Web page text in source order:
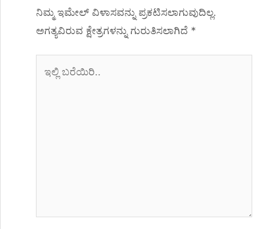
ನಿಮ್ಮ ಇಮೇಲ್ ವಿಳಾಸವನ್ನು ಪ್ರಕಟಿಸಲಾಗುವುದಿಲ್ಲ.
ಅಗತ್ಯವಿರುವ ಕ್ಷೇತ್ರಗಳನ್ನು ಗುರುತಿಸಲಾಗಿದೆ *